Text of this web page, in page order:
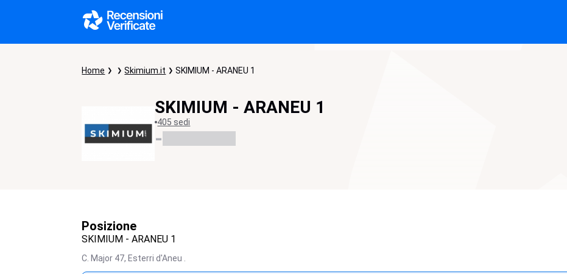
Home Skimium.it SKIMIUM - ARANEU 1
SKIMIUM - ARANEU 1
405 sedi
-
Posizione
SKIMIUM - ARANEU 1
C. Major 47, Esterri d'Aneu